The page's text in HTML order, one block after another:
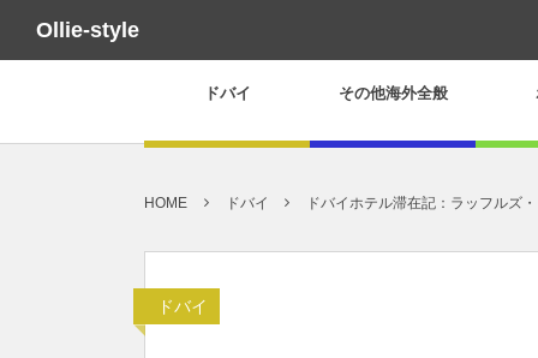
Ollie-style
ドバイ その他海外全般
HOME ドバイ ドバイホテル滞在記：ラッフルズ
ドバイ